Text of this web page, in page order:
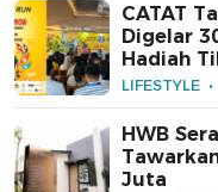
CATAT
Digelar
Hadiah
LIFESTYLE
HWB
Juta